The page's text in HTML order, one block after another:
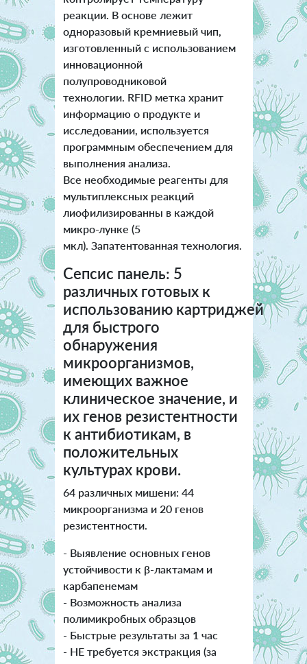
реакции. В основе лежит
одноразовый кремниевый чип,
изготовленный с использованием
инновационной
полупроводниковой
технологии. RFID метка хранит
информацию о продукте и
исследовании, используется
программным обеспечением для
выполнения анализа.
Все необходимые реагенты для
мультиплексных реакций
лиофилизированны в каждой
микро-лунке (5
мкл). Запатентованная технология.
Сепсис панель: 5
различных готовых к
использованию картриджей
для быстрого
обнаружения
микроорганизмов,
имеющих важное
клиническое значение, и
их генов резистентности
к антибиотикам, в
положительных
культурах крови.
64 различных мишени: 44
микроорганизма и 20 генов
резистентности.
- Выявление основных генов
устойчивости к β-лактамам и
карбапенемам
- Возможность анализа
полимикробных образцов
- Быстрые результаты за 1 час
- НЕ требуется экстракция (за